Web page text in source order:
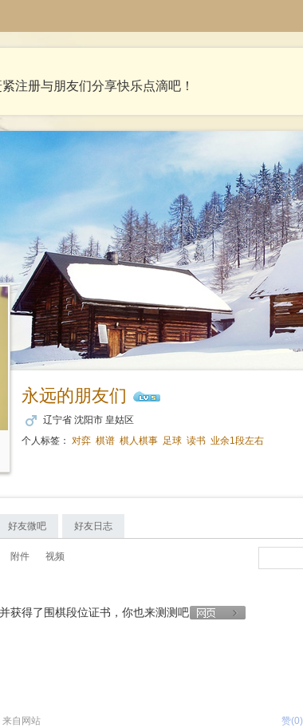
紧注册与朋友们分享快乐点滴吧！
永远的朋友们
辽宁省 沈阳市 皇姑区
个人标签： 对弈 棋谱 棋人棋事 足球 读书 业余1段左右
好友微吧 好友日志
附件 视频
获得了围棋段位证书，你也来测测吧
赞(0)
来自网站